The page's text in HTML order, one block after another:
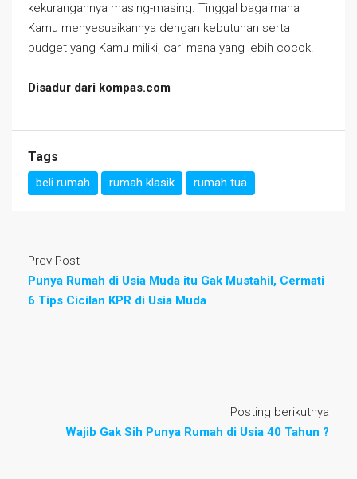
kekurangannya masing-masing. Tinggal bagaimana
Kamu menyesuaikannya dengan kebutuhan serta
budget yang Kamu miliki, cari mana yang lebih cocok.
Disadur dari kompas.com
Tags
beli rumah rumah klasik rumah tua
Prev Post
Punya Rumah di Usia Muda itu Gak Mustahil, Cermati
6 Tips Cicilan KPR di Usia Muda
Posting berikutnya
Wajib Gak Sih Punya Rumah di Usia 40 Tahun ?